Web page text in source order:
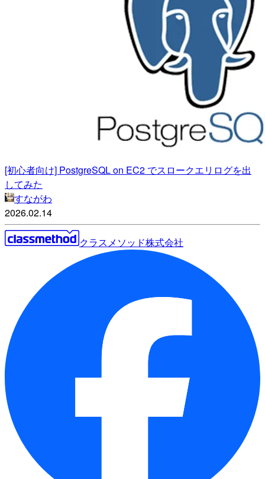
[初心者向け] PostgreSQL on EC2 でスロークエリログを出
してみた
すながわ
2026.02.14
クラスメソッド株式会社